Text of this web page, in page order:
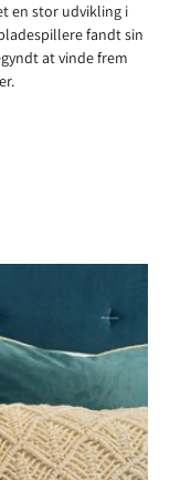
en stor udvikling i
fandt sin
at vinde frem